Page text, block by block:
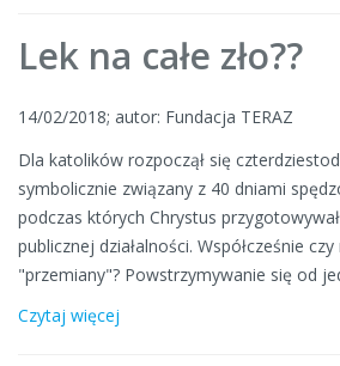
Lek na całe zło??
14/02/2018; autor: Fundacja TERAZ
Dla katolików rozpoczął się
symbolicznie związany z 40 dniami
podczas których Chrystus
publicznej działalności. Współcześnie
"przemiany"? Powstrzymywanie się od
Czytaj więcej